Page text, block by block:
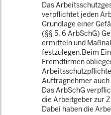
Das
verpflichtet jeden
Grundlage einer
(§§ 5, 6 ArbSchG)
ermitteln und
festzulegen.Beim
Fremdfirmen
Auftragnehmer
Das ArbSchG
die Arbeitgeber zur
Dabei haben die